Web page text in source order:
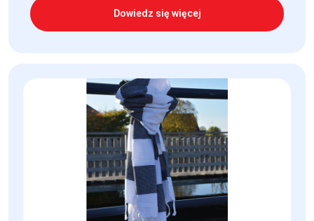
Dowiedz się więcej